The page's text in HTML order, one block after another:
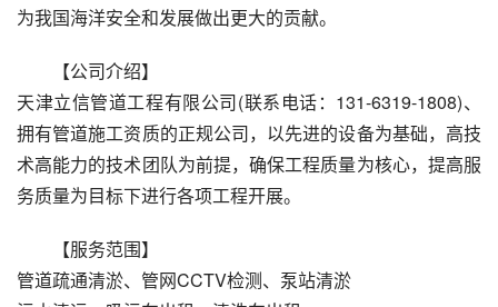
为我国海洋安全和发展做出更大的贡献。
【公司介绍】
天津立信管道工程有限公司(联系电话：131-6319-1808)、
拥有管道施工资质的正规公司，以先进的设备为基础，高技
术高能力的技术团队为前提，确保工程质量为核心，提高服
务质量为目标下进行各项工程开展。
【服务范围】
管道疏通清淤、管网CCTV检测、泵站清淤